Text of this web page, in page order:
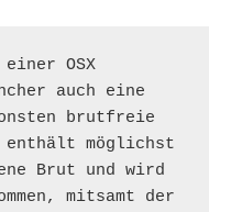
OSX
auch eine
brutfreie
enthält möglichst
Brut und wird
mitsamt der